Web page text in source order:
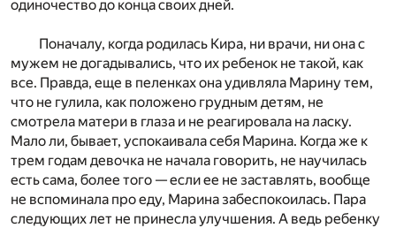
одиночество до конца своих дней.
Поначалу, когда родилась Кира, ни врачи, ни она с
мужем не догадывались, что их ребенок не такой, как
все. Правда, еще в пеленках она удивляла Марину тем,
что не гулила, как положено грудным детям, не
смотрела матери в глаза и не реагировала на ласку.
Мало ли, бывает, успокаивала себя Марина. Когда же к
трем годам девочка не начала говорить, не научилась
есть сама, более того — если ее не заставлять, вообще
не вспоминала про еду, Марина забеспокоилась. Пара
следующих лет не принесла улучшения. А ведь ребенку